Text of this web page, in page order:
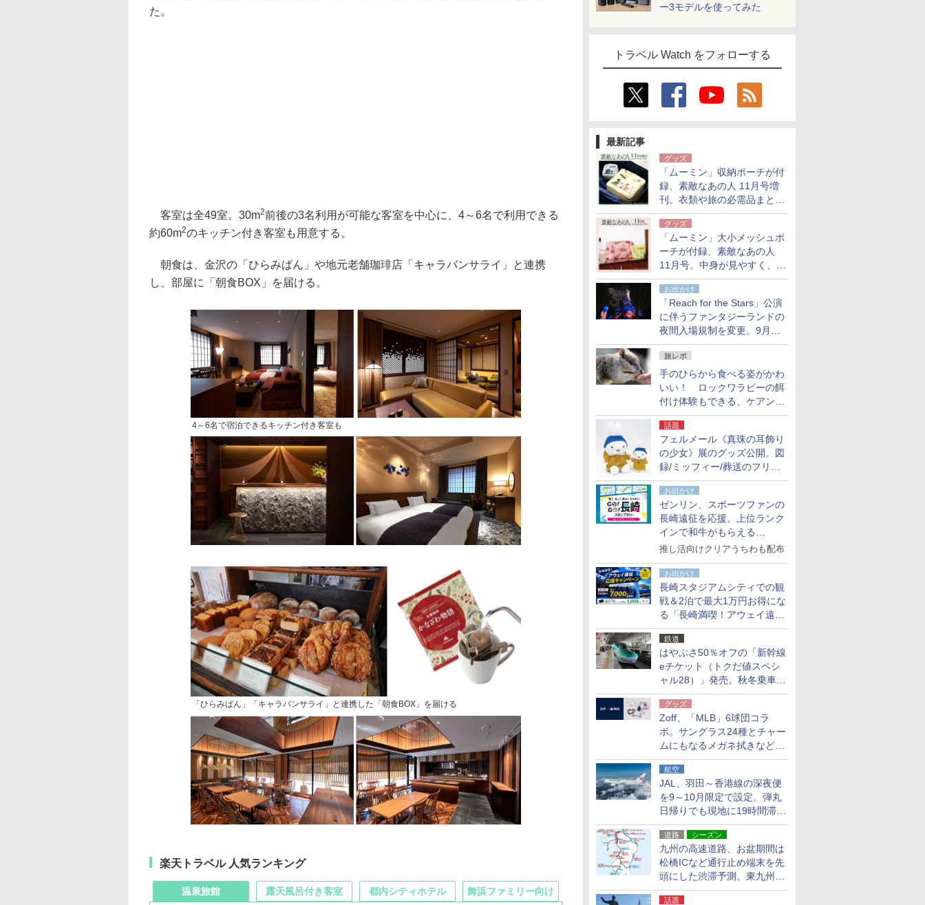
ー3モデルを使ってみた
トラベル Watch をフォローする
最新記事
グッズ
「ムーミン」収納ポーチが付
録、素敵なあの人 11月号増
刊。衣類や旅の必需品まとま
る大小2個セット
グッズ
「ムーミン」大小メッシュポ
ーチが付録、素敵なあの人
11月号。中身が見やすく、温
泉スパにも使える
お出かけ
「Reach for the Stars」公演
に伴うファンタジーランドの
夜間入場規制を変更。9月か
ら18時50分～20時ごろに
旅レポ
手のひらから食べる姿がかわ
いい！ ロックワラビーの餌
付け体験もできる、ケアンズ
でアサートン高原の日本語ガ
イド付きツアーに参加してみ
た
話題
フェルメール《真珠の耳飾り
の少女》展のグッズ公開。図
録/ミッフィー/葬送のフリー
レンほか、注目ブランドコラ
ボが実現
お出かけ
ゼンリン、スポーツファンの
長崎遠征を応援。上位ランク
インで和牛がもらえる
「GO！GO！長崎スタンプラ
推し活向けクリアうちわも配布
お出かけ
長崎スタジアムシティでの観
戦＆2泊で最大1万円お得にな
る「長崎満喫！アウェイ遠征
応援キャンペーン」
鉄道
はやぶさ50％オフの「新幹線
eチケット（トクだ値スペシ
ャル28）」発売。秋冬乗車
分、えきねっと限定
グッズ
Zoff、「MLB」6球団コラ
ボ。サングラス24種とチャー
ムにもなるメガネ拭きなど雑
貨24種
航空
JAL、羽田～香港線の深夜便
を9～10月限定で設定。弾丸
日帰りでも現地に19時間滞在
できる
道路 シーズン
九州の高速道路、お盆期間は
松橋ICなど通行止め端末を先
頭にした渋滞予測。東九州道
への迂回は料金調整を実施
話題
た。
客室は全49室。30m2前後の3名利用が可能な客室を中心に、4～6名で利用できる
約60m2のキッチン付き客室も用意する。
朝食は、金沢の「ひらみぱん」や地元老舗珈琲店「キャラバンサライ」と連携
し、部屋に「朝食BOX」を届ける。
4～6名で宿泊できるキッチン付き客室も
「ひらみぱん」「キャラバンサライ」と連携した「朝食BOX」を届ける
楽天トラベル 人気ランキング
温泉旅館 露天風呂付き客室 都内シティホテル 舞浜ファミリー向け